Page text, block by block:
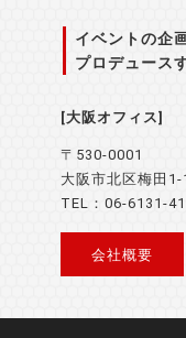
イベントの企
プロデュース
[大阪オフィス]
〒530-0001
大阪市北区梅田
TEL：06-6131-
会社概要